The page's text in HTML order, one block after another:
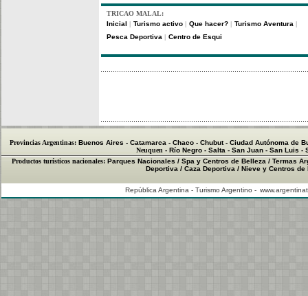
TRICAO MALAL:
Inicial
Turismo activo Que hacer? Turismo Aventura
Pesca Deportiva Centro de Esqui
Provincias Argentinas: Buenos Aires - Catamarca - Chaco - Chubut- Ciudad Autónoma de
Neuquen - Río Negro - Salta - San Juan - San Luis -
Productos turísticos nacionales: Parques Nacionales / Spa y Centros de Belleza / Termas
Deportiva / Caza Deportiva / Nieve y Centros de
República Argentina - Turismo Argentino -